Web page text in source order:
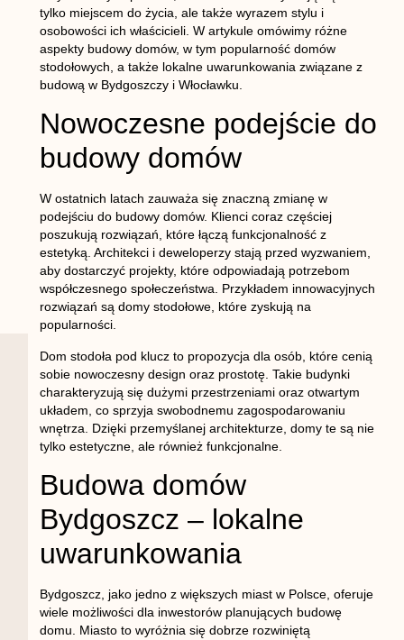
tylko miejscem do życia, ale także wyrazem stylu i
osobowości ich właścicieli. W artykule omówimy różne
aspekty budowy domów, w tym popularność domów
stodołowych, a także lokalne uwarunkowania związane z
budową w Bydgoszczy i Włocławku.
Nowoczesne podejście do
budowy domów
W ostatnich latach zauważa się znaczną zmianę w
podejściu do budowy domów. Klienci coraz częściej
poszukują rozwiązań, które łączą funkcjonalność z
estetyką. Architekci i deweloperzy stają przed wyzwaniem,
aby dostarczyć projekty, które odpowiadają potrzebom
współczesnego społeczeństwa. Przykładem innowacyjnych
rozwiązań są domy stodołowe, które zyskują na
popularności.
Dom stodoła pod klucz to propozycja dla osób, które cenią
sobie nowoczesny design oraz prostotę. Takie budynki
charakteryzują się dużymi przestrzeniami oraz otwartym
układem, co sprzyja swobodnemu zagospodarowaniu
wnętrza. Dzięki przemyślanej architekturze, domy te są nie
tylko estetyczne, ale również funkcjonalne.
Budowa domów
Bydgoszcz – lokalne
uwarunkowania
Bydgoszcz, jako jedno z większych miast w Polsce, oferuje
wiele możliwości dla inwestorów planujących budowę
domu. Miasto to wyróżnia się dobrze rozwiniętą